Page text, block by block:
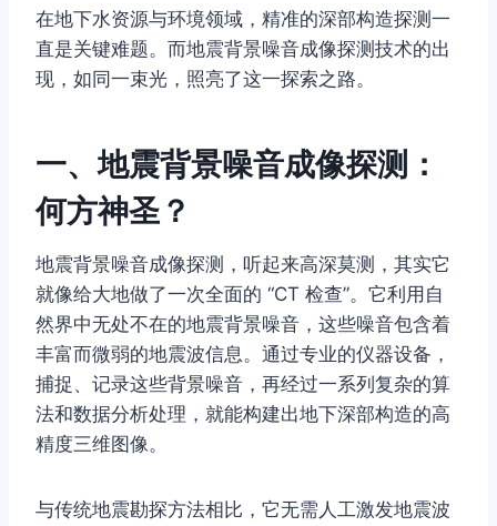
在地下水资源与环境领域，精准的深部构造探测一
直是关键难题。而地震背景噪音成像探测技术的出
现，如同一束光，照亮了这一探索之路。
一、地震背景噪音成像探测：
何方神圣？
地震背景噪音成像探测，听起来高深莫测，其实它
就像给大地做了一次全面的 “CT 检查”。它利用自
然界中无处不在的地震背景噪音，这些噪音包含着
丰富而微弱的地震波信息。通过专业的仪器设备，
捕捉、记录这些背景噪音，再经过一系列复杂的算
法和数据分析处理，就能构建出地下深部构造的高
精度三维图像。
与传统地震勘探方法相比，它无需人工激发地震波